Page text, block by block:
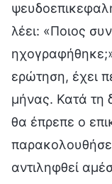
λέει: «Ποιος
ερώτηση, έχει
μήνας. Κατά τη
θα έπρεπε ο
αντιληφθεί